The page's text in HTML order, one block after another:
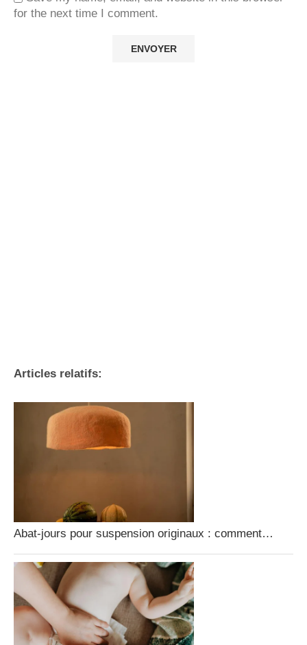
for the next time I comment.
Articles relatifs:
Abat-jours pour suspension originaux : comment…